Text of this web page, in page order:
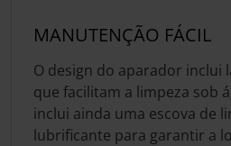
MANUTENÇÃO FÁCIL
O design do aparador inclui
que facilitam a limpeza sob
inclui ainda uma escova de
lubrificante para garantir a